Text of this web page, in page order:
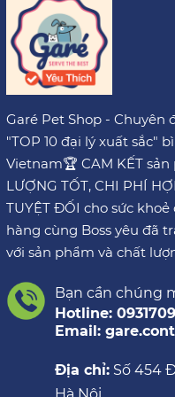
Garé Pet Shop -
"TOP 10 đại lý xuất sắc"
Vietnam🏆 CAM KẾT
LƯỢNG TỐT, CHI PHÍ
TUYỆT ĐỐI cho sức
hàng cùng Boss yêu đã
với sản phẩm và chất
Bạn cần chúng
Hotline:
Email:
Địa chỉ: Số 454